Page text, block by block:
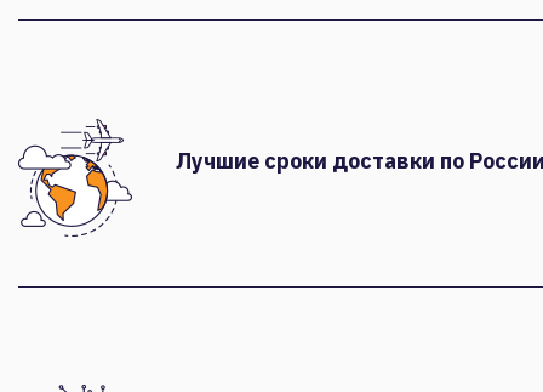
Лучшие сроки доставки по